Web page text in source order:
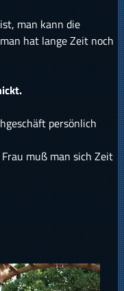
man kann die
hat lange Zeit noch
persönlich
muß man sich Zeit